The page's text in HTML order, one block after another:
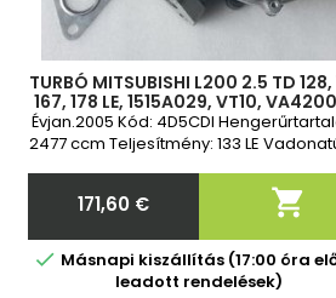
TURBÓ MITSUBISHI L200 2.5 TD 128,
167, 178 LE, 1515A029, VT10,
VB420088, VC420088,
VE420088, VF420088,
Évjan.2005 Kód: 4D5CDI
2477 ccm Teljesítmény: 133 LE
Ár
171,60 € 
 Másnapi kiszállítás (17:00 óra
leadott rendelések)